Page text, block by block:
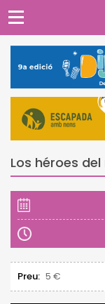
Los héroes del
Preu: 5 €